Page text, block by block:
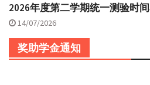
2026年度第二学期统一测验时
14/07/2026
奖助学金通知